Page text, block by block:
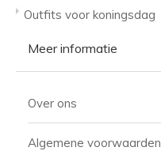
Outfits voor koningsdag
Meer informatie
Over ons
Algemene voorwaarden